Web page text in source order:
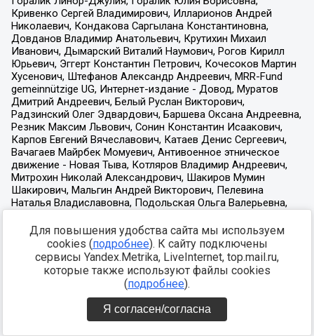
Для повышения удобства сайта мы используем
cookies (подробнее). К сайту подключены
сервисы Yandex.Metrika, LiveInternet, top.mail.ru,
которые также используют файлы cookies
(подробнее).
Я согласен/согласна